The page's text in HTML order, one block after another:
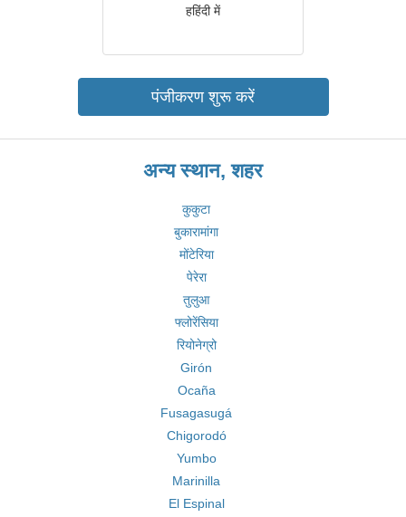
हहिंदी में
पंजीकरण शुरू करें
अन्य स्थान, शहर
कुकुटा
बुकारामांगा
मोंटेरिया
पेरेरा
तुलुआ
फ्लोरेंसिया
रियोनेग्रो
Girón
Ocaña
Fusagasugá
Chigorodó
Yumbo
Marinilla
El Espinal